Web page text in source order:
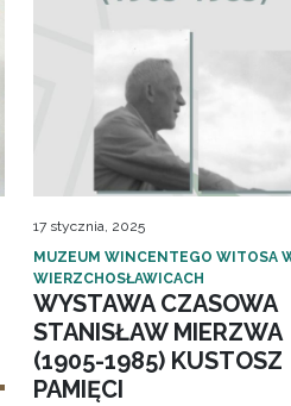
17 stycznia, 2025
MUZEUM WINCENTEGO WITOSA
WIERZCHOSŁAWICACH
WYSTAWA CZASOWA
STANISŁAW MIERZWA
(1905-1985) KUSTOSZ
PAMIĘCI